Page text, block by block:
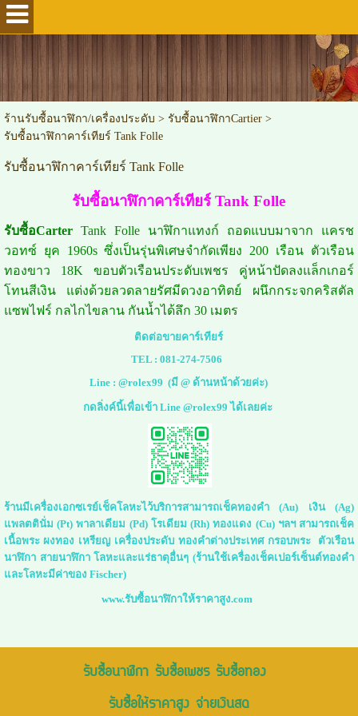
ร้านรับซื้อนาฬิกา/เครื่องประดับ > รับซื้อนาฬิกาCartier>
รับซื้อนาฬิกาคาร์เทียร์ Tank Folle
รับซื้อนาฬิกาคาร์เทียร์ Tank Folle
รับซื้อนาฬิกาคาร์เทียร์ Tank Folle
รับซื้อCarterTank Folle นาฬิกาแทงก์ ถอดแบบมาจาก แครช
วอทซ์ ยุค 1960s ซึ่งเป็นรุ่นพิเศษจำกัดเพียง 200 เรือน ตัวเรือน
ทองขาว 18K ขอบตัวเรือนประดับเพชร คู่หน้าปัดลงแล็กเกอร์
โทนสีเงิน แต่งด้วยลวดลายรัศมีดวงอาทิตย์ ผนึกกระจกคริสตัล
แซพไฟร์ กลไกไขลาน กันน้ำได้ลึก 30 เมตร
ติดต่อขายคาร์เทียร์
TEL : 081-274-7506
Line :@rolex99 (มี @ ด้านหน้าด้วยค่ะ)
กดลิ่งค์นี้เพื่อเข้า Line @rolex99 ได้เลยค่ะ
ร้านมีเครื่องเอกซเรย์เช็คโลหะไว้บริการสามารถเช็คทองคำ (Au) เงิน (Ag)
แพลตตินั่ม (Pt) พาลาเดียม (Pd) โรเดียม (Rh) ทองแดง (Cu) ฯลฯ สามารถเช็ค
เนื้อพระ ผงทอง เหรียญ เครื่องประดับ ทองคำต่างประเทศ กรอบพระ ตัวเรือน
นาฬิกา สายนาฬิกา โลหะและแร่ธาตุอื่นๆ (ร้านใช้เครื่องเช็คเปอร์เซ็นต์ทองคำ
และโลหะมีค่าของ Fischer)
www.รับซื้อนาฬิกาให้ราคาสูง.com
รับซื้อนาฬิกา รับซื้อเพชร รับซื้อทอง
รับซื้อให้ราคาสูง จ่ายเงินสด